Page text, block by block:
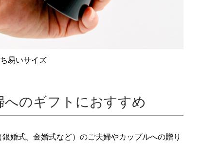
易いサイズ
のギフトにおすすめ
婚式、金婚式など）のご夫婦やカップルへの贈り